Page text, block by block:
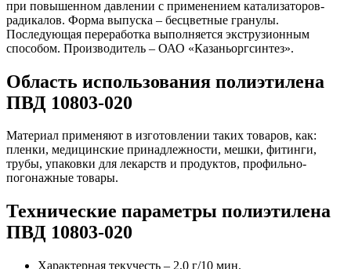
при повышенном давлении с применением катализаторов-
радикалов. Форма выпуска – бесцветные гранулы.
Последующая переработка выполняется экструзионным
способом. Производитель – ОАО «Казаньоргсинтез».
Область использования полиэтилена
ПВД 10803-020
Материал применяют в изготовлении таких товаров, как:
пленки, медицинские принадлежности, мешки, фитинги,
трубы, упаковки для лекарств и продуктов, профильно-
погонажные товары.
Технические параметры полиэтилена
ПВД 10803-020
Характерная текучесть – 2,0 г/10 мин.